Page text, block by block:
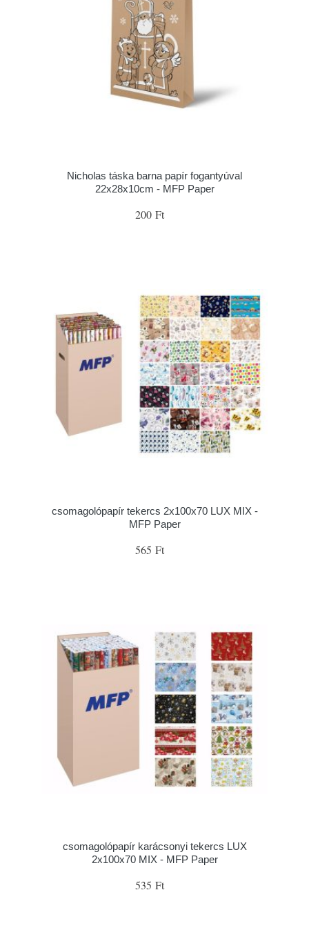
Nicholas táska barna papír fogantyúval
22x28x10cm - MFP Paper
200 Ft
csomagolópapír tekercs 2x100x70 LUX MIX -
MFP Paper
565 Ft
csomagolópapír karácsonyi tekercs LUX
2x100x70 MIX - MFP Paper
535 Ft